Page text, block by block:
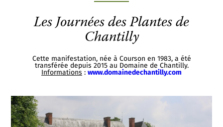
Les Journées des Plantes de
Chantilly
Cette manifestation, née à Courson en 1983, a été
transférée depuis 2015 au Domaine de Chantilly.
Informations : www.domainedechantilly.com